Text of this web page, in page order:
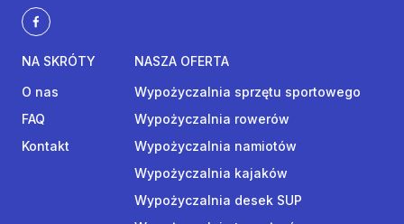
NA SKRÓTY
O nas
FAQ
Kontakt
NASZA OFERTA
Wypożyczalnia sprzętu sportowego
Wypożyczalnia rowerów
Wypożyczalnia namiotów
Wypożyczalnia kajaków
Wypożyczalnia desek SUP